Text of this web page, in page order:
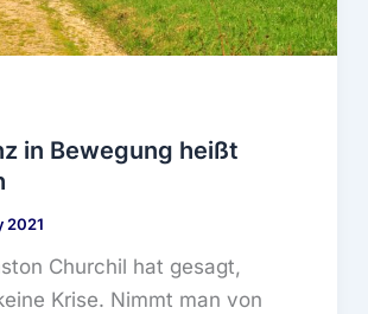
in Bewegung heißt
2021
Churchil hat gesagt,
Krise. Nimmt man von